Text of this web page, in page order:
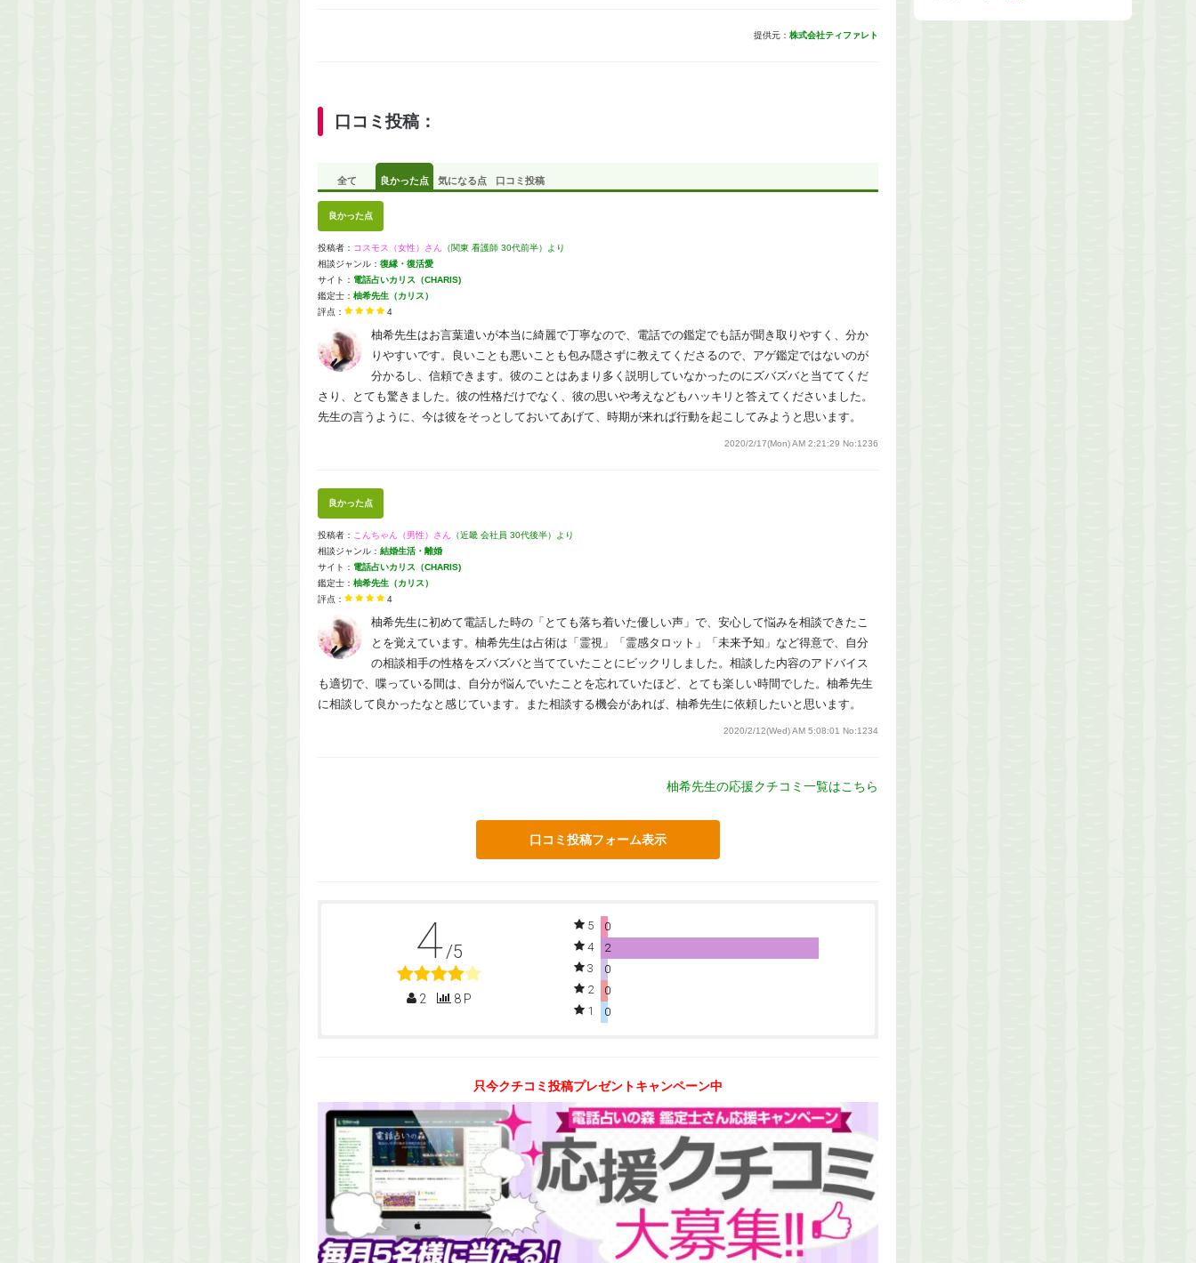
提供元： 株式会社ティファレト
口コミ投稿：
全て 良かった点 気になる点 口コミ投稿
良かった点
投稿者： コスモス（女性）さん （関東 看護師 30代前半）より
相談ジャンル： 復縁・復活愛
サイト： 電話占いカリス（CHARIS)
鑑定士： 柚希先生（カリス）
評点：
4
柚希先生はお言葉遣いが本当に綺麗で丁寧なので、電話での鑑定でも話が聞き取りやすく、分か
りやすいです。良いことも悪いことも包み隠さずに教えてくださるので、アゲ鑑定ではないのが
分かるし、信頼できます。彼のことはあまり多く説明していなかったのにズバズバと当ててくだ
さり、とても驚きました。彼の性格だけでなく、彼の思いや考えなどもハッキリと答えてくださいました。
先生の言うように、今は彼をそっとしておいてあげて、時期が来れば行動を起こしてみようと思います。
2020/2/17(Mon) AM 2:21:29 No:1236
良かった点
投稿者： こんちゃん（男性）さん （近畿 会社員 30代後半）より
相談ジャンル： 結婚生活・離婚
サイト： 電話占いカリス（CHARIS)
鑑定士： 柚希先生（カリス）
評点：
4
柚希先生に初めて電話した時の「とても落ち着いた優しい声」で、安心して悩みを相談できたこ
とを覚えています。柚希先生は占術は「霊視」「霊感タロット」「未来予知」など得意で、自分
の相談相手の性格をズバズバと当てていたことにビックリしました。相談した内容のアドバイス
も適切で、喋っている間は、自分が悩んでいたことを忘れていたほど、とても楽しい時間でした。柚希先生
に相談して良かったなと感じています。また相談する機会があれば、柚希先生に依頼したいと思います。
2020/2/12(Wed) AM 5:08:01 No:1234
柚希先生の応援クチコミ一覧はこちら
口コミ投稿フォーム表示
4 /5
2 8 P
5
0
4
2
3
0
2
0
1
0
只今クチコミ投稿プレゼントキャンペーン中